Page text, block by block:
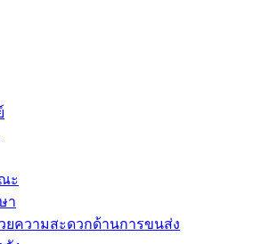
ะ
า
ยความสะดวกด้านการขนส่ง